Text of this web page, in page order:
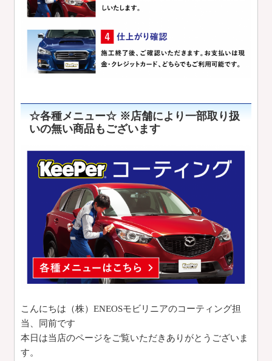
☆各種メニュー☆ ※店舗により一部取り扱
いの無い商品もございます
こんにちは（株）ENEOSモビリニアのコーティング担
当、同前です
本日は当店のページをご覧いただきありがとうございま
す。